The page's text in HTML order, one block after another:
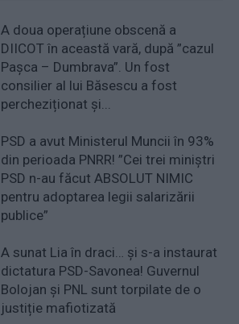
A doua operațiune obscenă a
DIICOT în această vară, după ”cazul
Pașca – Dumbrava”. Un fost
consilier al lui Băsescu a fost
percheziționat și...
PSD a avut Ministerul Muncii în 93%
din perioada PNRR! ”Cei trei miniştri
PSD n-au făcut ABSOLUT NIMIC
pentru adoptarea legii salarizării
publice”
A sunat Lia în draci… și s-a instaurat
dictatura PSD-Savonea! Guvernul
Bolojan și PNL sunt torpilate de o
justiție mafiotizată